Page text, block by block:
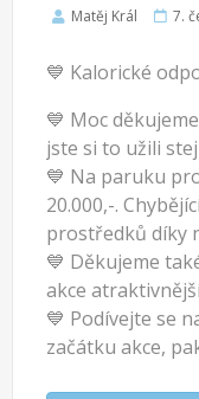
Matěj Král 7.
💙 Kalorické
💙 Moc
jste si to užili
💙 Na paruku
20.000,-.
prostředků díky
💙 Děkujeme
akce
💙 Podívejte se
začátku akce,